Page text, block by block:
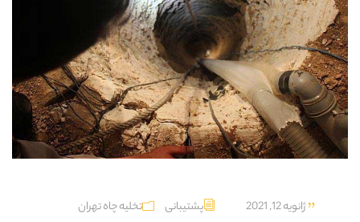
ژانویه 12, 2021 پشتیبانی تخلیه چاه تهران